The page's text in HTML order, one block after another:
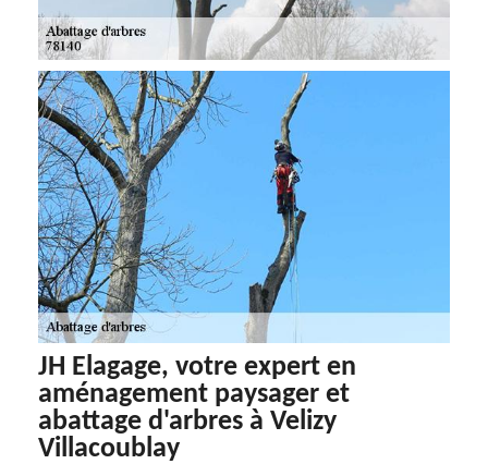
JH Elagage, votre expert en
aménagement paysager et
abattage d'arbres à Velizy
Villacoublay